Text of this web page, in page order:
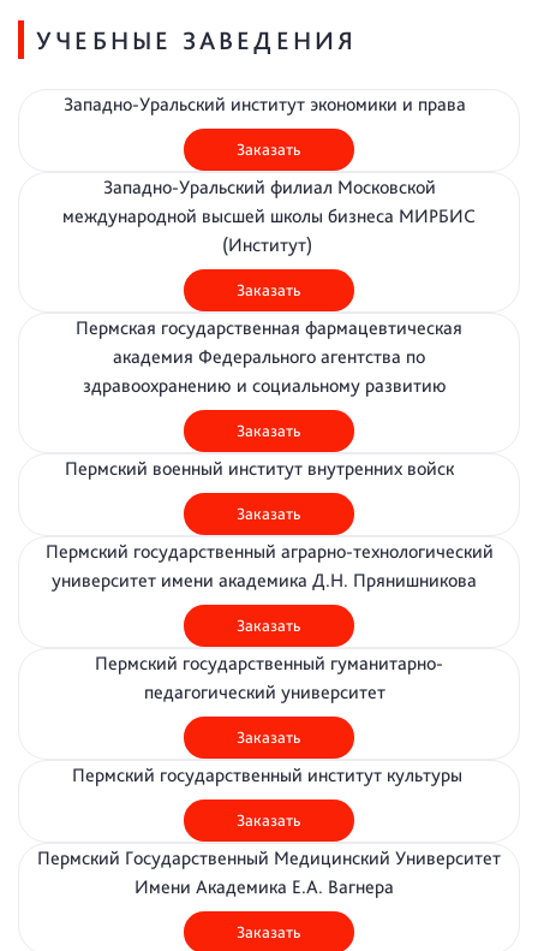
УЧЕБНЫЕ ЗАВЕДЕНИЯ
Западно-Уральский институт экономики и права
Заказать
Западно-Уральский филиал Московской
международной высшей школы бизнеса МИРБИС
(Институт)
Заказать
Пермская государственная фармацевтическая
академия Федерального агентства по
здравоохранению и социальному развитию
Заказать
Пермский военный институт внутренних войск
Заказать
Пермский государственный аграрно­-технологический
университет имени академика Д.Н. Прянишникова
Заказать
Пермский государственный гуманитарно-
педагогический университет
Заказать
Пермский государственный институт культуры
Заказать
Пермский Государственный Медицинский Университет
Имени Академика Е.А. Вагнера
Заказать